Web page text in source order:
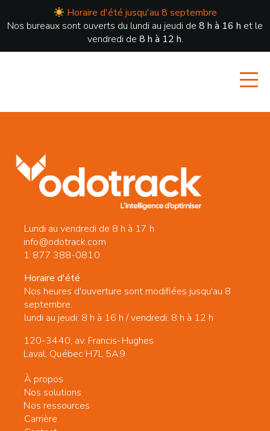
Horaire d'été jusqu'au 8 septembre
Nos bureaux sont ouverts du lundi au jeudi de 8 h à 16 h et le
vendredi de 8 h à 12 h.
Lundi au vendredi de 8 h à 17 h
info@odotrack.com
1 877 388-0810
Horaire d'été
Nos heures d'ouverture sont modifiées jusqu'au 8
septembre.
lundi au jeudi: 8 h à 16 h / vendredi: 8 h à 12 h
120-3440, av. Francis-Hughes
Laval, Québec H7L 5A9
À propos
Nos solutions
Nos ressources
Carrière